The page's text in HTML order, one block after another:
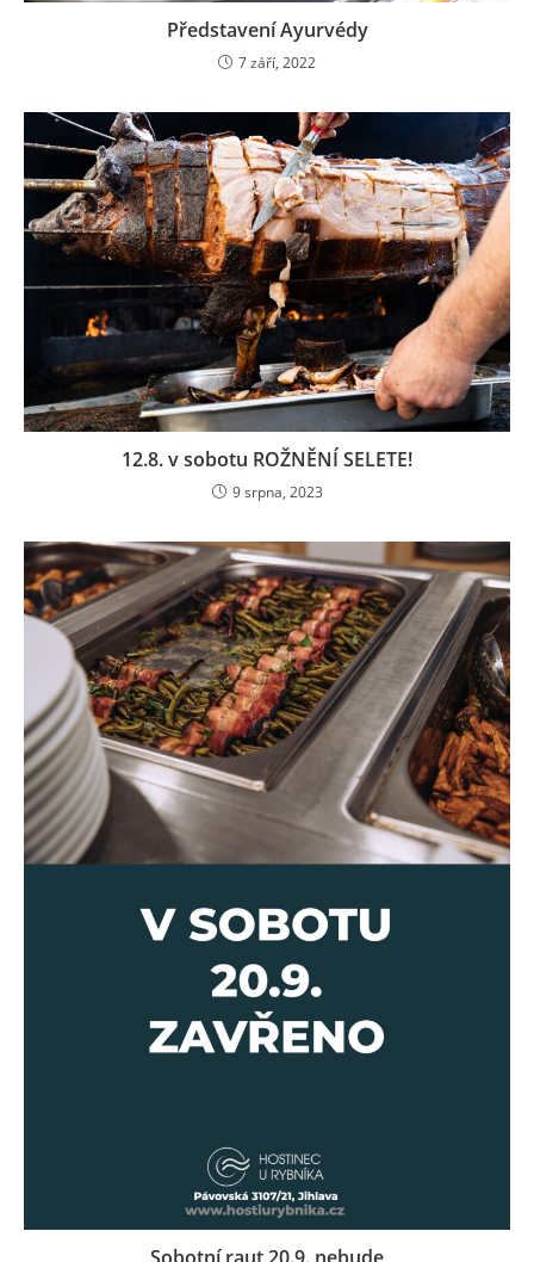
Představení Ayurvédy
7 září, 2022
12.8. v sobotu ROŽNĚNÍ SELETE!
9 srpna, 2023